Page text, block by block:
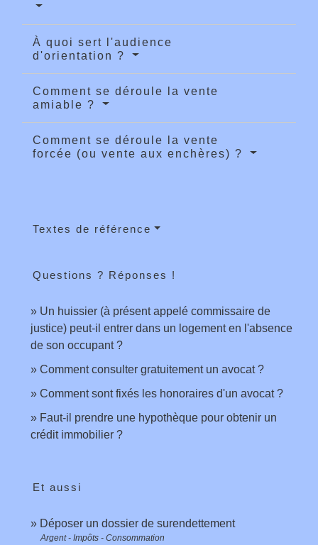
À quoi sert l'audience
d'orientation ?
Comment se déroule la vente
amiable ?
Comment se déroule la vente
forcée (ou vente aux enchères) ?
Textes de référence
Questions ? Réponses !
Un huissier (à présent appelé commissaire de
justice) peut-il entrer dans un logement en l'absence
de son occupant ?
Comment consulter gratuitement un avocat ?
Comment sont fixés les honoraires d'un avocat ?
Faut-il prendre une hypothèque pour obtenir un
crédit immobilier ?
Et aussi
Déposer un dossier de surendettement
Argent - Impôts - Consommation